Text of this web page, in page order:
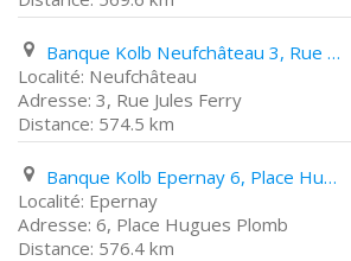
Banque Kolb Neufchâteau 3, Rue Jules Ferry
Neufchâteau
3, Rue Jules Ferry
574.5 km
Banque Kolb Epernay 6, Place Hugues Plomb
Epernay
6, Place Hugues Plomb
576.4 km